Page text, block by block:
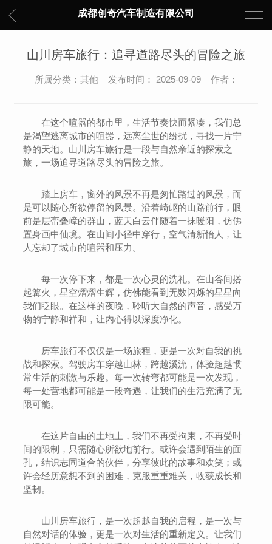
成都创奇汽车制造有限公司
山川房车旅行：追寻道路尽头的冒险之旅
所属分类：其他 发布时间： 2025-09-09 作者：
在这个喧嚣的都市里，生活节奏快而紧凑，我们总
是渴望逃离城市的喧嚣，远离尘世的纷扰，寻找一片宁
静的天地。山川房车旅行是一段与自然亲近的探索之
旅，一场追寻道路尽头的冒险之旅。
踏上房车，窗外的风景不再是匆忙路过的风景，而
是可以随心所欲停留的风景。沿着崎岖的山路前行，眼
前是层峦叠嶂的群山，蓝天白云伴随着一抹暖阳，仿佛
置身画中仙境。在山间小径中穿行，空气清新怡人，让
人忘却了城市的喧嚣和压力。
每一次停下来，都是一次心灵的洗礼。在山谷间搭
起篝火，星空熠熠生辉，仿佛能看到无数闪烁的星星向
我们眨眼。在这样的夜晚，聆听大自然的声音，感受万
物的宁静和祥和，让内心得以深度净化。
房车旅行不仅仅是一场旅程，更是一次对自我的挑
战和探索。驾驶房车穿越山林，跨越溪流，体验超越惯
常生活的刺激与乐趣。每一次转弯都可能是一次发现，
每一处营地都可能是一段奇遇，让我们的生活充满了无
限可能。
在这片自由的土地上，我们不再受拘束，不再受时
间的限制，只需随心所欲地前行。或许会遇到陌生的面
孔，结识志同道合的伙伴，分享彼此的故事和欢笑；或
许会经历意想不到的困难，克服重重难关，收获成长和
坚韧。
山川房车旅行，是一次超越自我的启程，是一次与
自然对话的体验，更是一次对生活的重新定义。让我们